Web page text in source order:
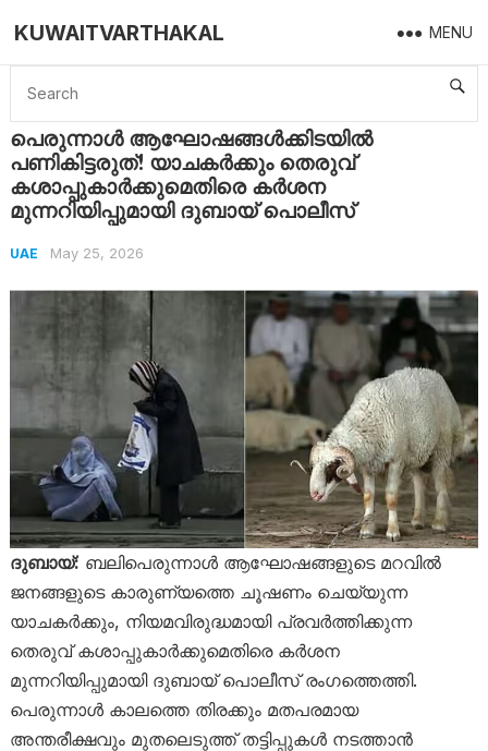
KUWAITVARTHAKAL MENU
Home UAE പെരുന്നാൾ ആഘോഷങ്ങൾക്കിടയിൽ പണികിട്ടരുത്! യാചകർക്കും തെരുവ് കശാപ്പുകാർക്കുമെതിരെ കർശന മുന്നറിയിപ്പുമായി ദുബായ് പൊലീസ്
പെരുന്നാൾ ആഘോഷങ്ങൾക്കിടയിൽ
പണികിട്ടരുത്! യാചകർക്കും തെരുവ്
കശാപ്പുകാർക്കുമെതിരെ കർശന
മുന്നറിയിപ്പുമായി ദുബായ് പൊലീസ്
UAE May 25, 2026
ദുബായ്: ബലിപെരുന്നാൾ ആഘോഷങ്ങളുടെ മറവിൽ
ജനങ്ങളുടെ കാരുണ്യത്തെ ചൂഷണം ചെയ്യുന്ന
യാചകർക്കും, നിയമവിരുദ്ധമായി പ്രവർത്തിക്കുന്ന
തെരുവ് കശാപ്പുകാർക്കുമെതിരെ കർശന
മുന്നറിയിപ്പുമായി ദുബായ് പൊലീസ് രംഗത്തെത്തി.
പെരുന്നാൾ കാലത്തെ തിരക്കും മതപരമായ
അന്തരീക്ഷവും മുതലെടുത്ത് തട്ടിപ്പുകൾ നടത്താൻ